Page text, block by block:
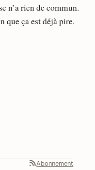
n’a rien de commun.
que ça est déjà pire.
Abonnement